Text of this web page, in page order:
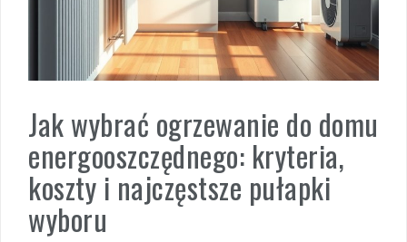
Jak wybrać ogrzewanie do domu
energooszczędnego: kryteria,
koszty i najczęstsze pułapki
wyboru